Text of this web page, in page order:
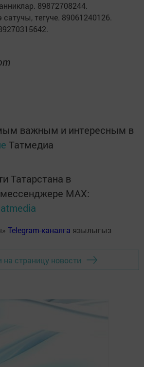
89872708244.
сатучы, тегүче. 89061240126.
важным и интересным в
Татмедиа
Татарстана в
MАХ:
Telegram-каналга язылыгыз
на страницу новости